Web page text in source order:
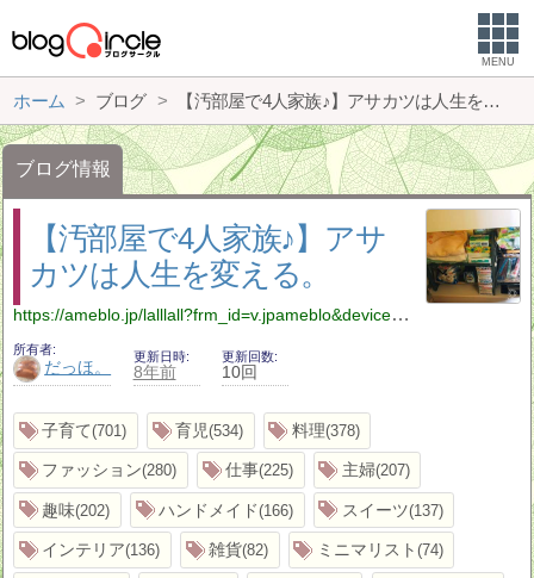
MENU
ホーム ブログ 【汚部屋で4人家族♪】アサカツは人生を変える。
ブログ情報
【汚部屋で4人家族♪】アサ
カツは人生を変える。
https://ameblo.jp/lalllall?frm_id=v.jpameblo&device_id=8908288edda54a2abc9f054fd54051b8
所有者
だっほ。
更新日時
8年前
更新回数
10回
子育て 701 育児 534 料理 378
ファッション 280 仕事 225 主婦 207
趣味 202 ハンドメイド 166 スイーツ 137
インテリア 136 雑貨 82 ミニマリスト 74